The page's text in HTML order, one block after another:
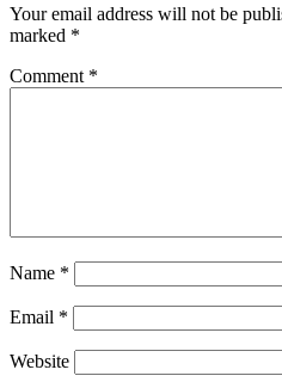
Your email address will not be
marked *
Comment *
Name *
Email *
Website